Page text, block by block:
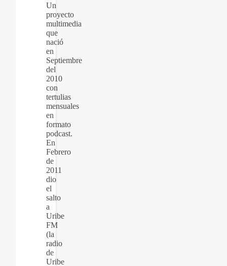
Un
proyecto
multimedia
que
nació
en
Septiembre
del
2010
con
tertulias
mensuales
en
formato
podcast.
En
Febrero
de
2011
dio
el
salto
a
Uribe
FM
(la
radio
de
Uribe